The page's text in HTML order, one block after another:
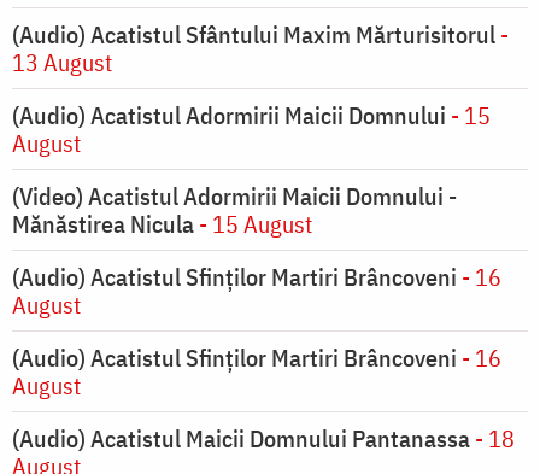
(Audio) Acatistul Sfântului Maxim Mărturisitorul-
13 August
(Audio) Acatistul Adormirii Maicii Domnului - 15
August
(Video) Acatistul Adormirii Maicii Domnului -
Mănăstirea Nicula- 15 August
(Audio) Acatistul Sfinților Martiri Brâncoveni - 16
August
(Audio) Acatistul Sfinților Martiri Brâncoveni - 16
August
(Audio) Acatistul Maicii Domnului Pantanassa- 18
August